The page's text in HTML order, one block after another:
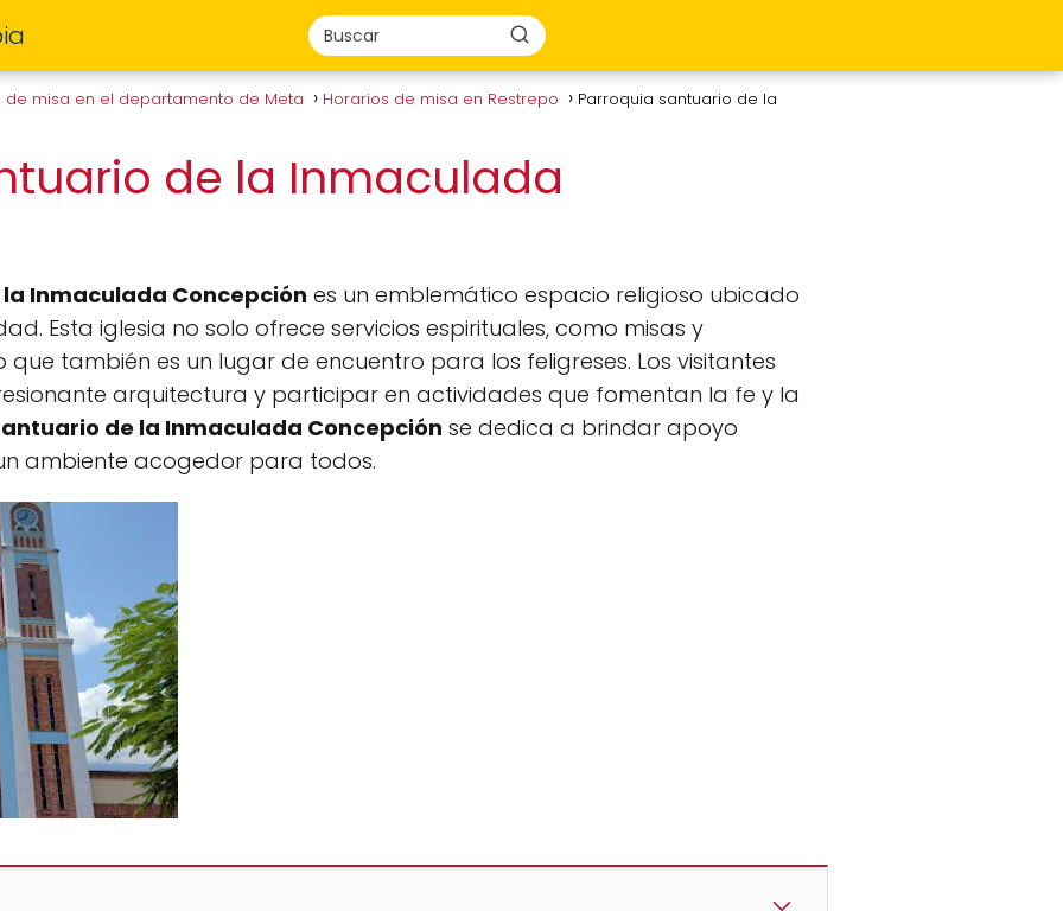
de misa en el departamento de Meta Horarios de misa en Restrepo
Parroquia santuario de la
de la Inmaculada
Inmaculada Concepción es un emblemático espacio religioso ubicado
Esta iglesia no solo ofrece servicios espirituales, como misas y
que también es un lugar de encuentro para los feligreses. Los visitantes
arquitectura y participar en actividades que fomentan la fe y la
de la Inmaculada Concepción se dedica a brindar apoyo
ambiente acogedor para todos.